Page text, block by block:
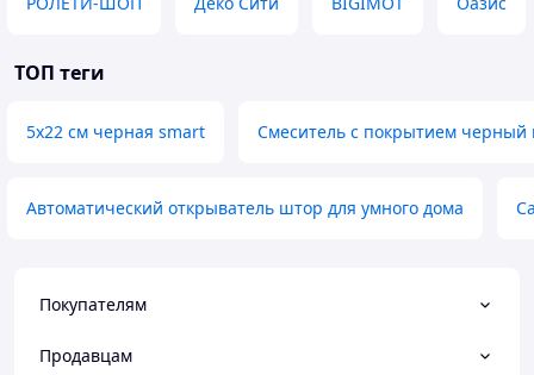
ТОП теги
5х22 см черная smart Смеситель с покрытием черный
Автоматический открыватель штор для умного дома
Покупателям
Продавцам